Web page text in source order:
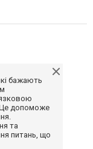
бажають
Це допоможе
та
питань, що